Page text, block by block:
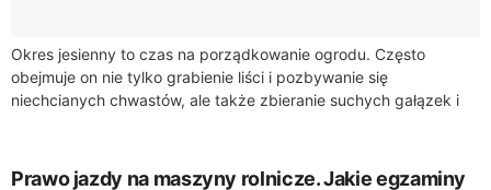
Okres jesienny to czas na porządkowanie ogrodu. Często
obejmuje on nie tylko grabienie liści i pozbywanie się
niechcianych chwastów, ale także zbieranie suchych gałązek i
Prawo jazdy na maszyny rolnicze. Jakie egzaminy